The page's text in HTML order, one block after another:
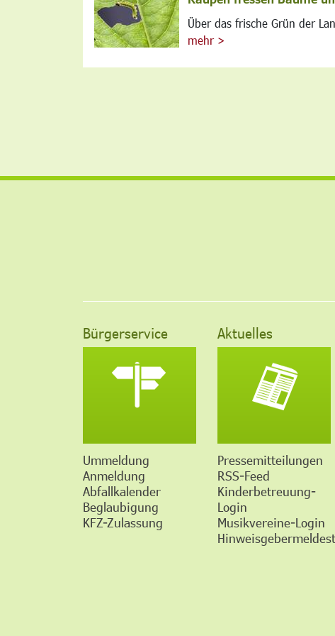
Über das frische Grün der
mehr >
Bürgerservice
Ummeldung
Anmeldung
Abfallkalender
Beglaubigung
KFZ-Zulassung
Aktuelles
Pressemitteilungen
RSS-Feed
Kinderbetreuung-
Login
Musikvereine-Login